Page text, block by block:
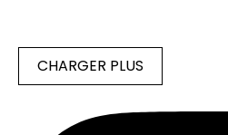
CHARGER PLUS